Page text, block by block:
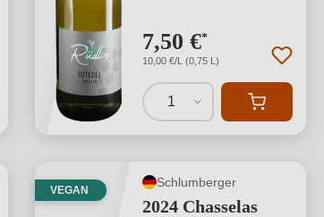
7,50 €*
10,00 €/L (0,75 L)
1
VEGAN
Schlumberger
2024 Chasselas